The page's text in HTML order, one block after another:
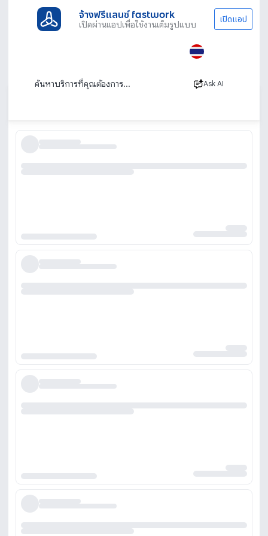
จ้างฟรีแลนซ์ fastwork
เปิดผ่านแอปเพื่อใช้งานเต็มรูปแบบ เปิดแอป
Ask AI
รับออกแบบภายใน กรุงเทพ